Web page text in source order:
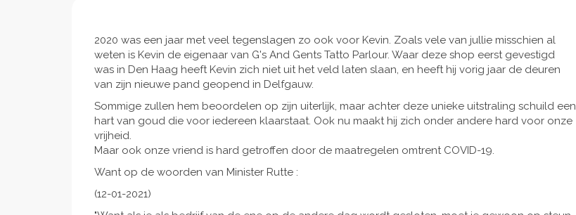
2020 was een jaar met veel tegenslagen zo ook voor Kevin. Zoals vele van jullie misschien al
weten is Kevin de eigenaar van G's And Gents Tatto Parlour. Waar deze shop eerst gevestigd
was in Den Haag heeft Kevin zich niet uit het veld laten slaan, en heeft hij vorig jaar de deuren
van zijn nieuwe pand geopend in Delfgauw.
Sommige zullen hem beoordelen op zijn uiterlijk, maar achter deze unieke uitstraling schuild een
hart van goud die voor iedereen klaarstaat. Ook nu maakt hij zich onder andere hard voor onze
vrijheid.
Maar ook onze vriend is hard getroffen door de maatregelen omtrent COVID-19.
Want op de woorden van Minister Rutte :
(12-01-2021)